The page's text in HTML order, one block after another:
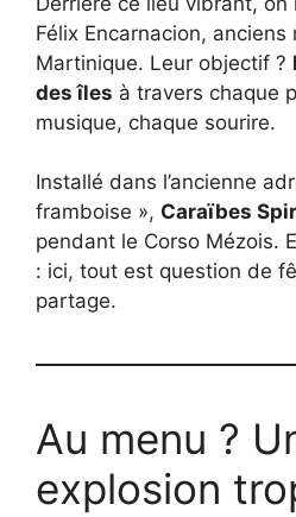
Félix Encarnacion,
Martinique. Leur objectif ?
des îles à travers chaque
musique, chaque sourire.
Installé dans l’ancienne
framboise », Caraïbes
pendant le Corso Mézois.
: ici, tout est question de
partage.
Au menu ?
explosion